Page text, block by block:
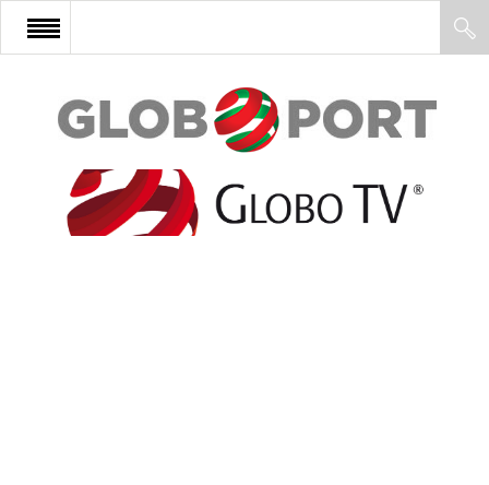
FŐOLDAL
AFRIKA